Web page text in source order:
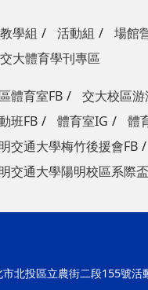
教學組 活動組 場館
交大體育學刊專區
體育室FB 交大校區游
班FB
體育室IG
體
交通大學梅竹後援會FB
交通大學陽明校區系際
北投區立農街二段155號活